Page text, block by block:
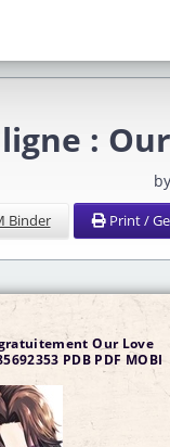
:
Binder Print /
Our Love
PDB PDF MOBI